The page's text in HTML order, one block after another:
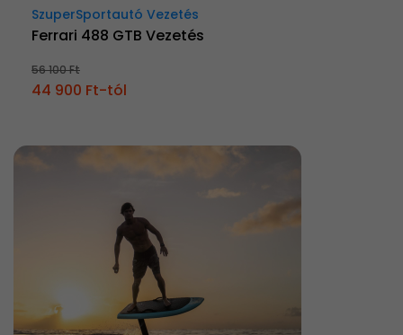
SzuperSportautó Vezetés
Ferrari 488 GTB Vezetés
56 100 Ft
44 900 Ft-tól